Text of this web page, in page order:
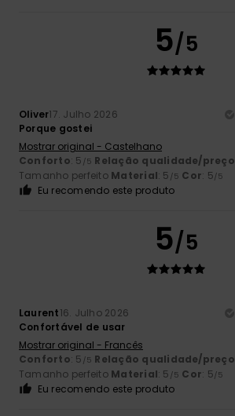
5/5
Oliver17. Julho 2026
Porque gostei
Mostrar original - Castelhano
Conforto: 5 /5 Relação qualidade/preço
Tamanho perfeito Material: 5 /5 Cor: 5/5
Eu recomendo este produto
5/5
Laurent16. Julho 2026
Confortável de usar
Mostrar original - Francês
Conforto: 5 /5 Relação qualidade/preço
Tamanho perfeito Material: 5 /5 Cor: 5/5
Eu recomendo este produto